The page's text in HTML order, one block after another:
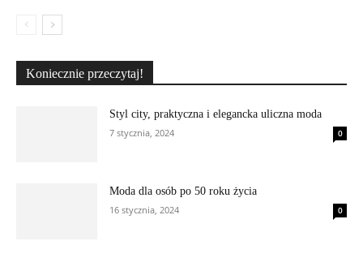
Koniecznie przeczytaj!
Styl city, praktyczna i elegancka uliczna moda
7 stycznia, 2024
0
Moda dla osób po 50 roku życia
16 stycznia, 2024
0